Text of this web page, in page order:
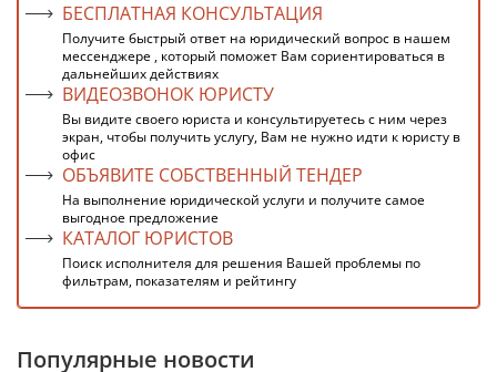
БЕСПЛАТНАЯ КОНСУЛЬТАЦИЯ
Получите быстрый ответ на юридический вопрос в нашем
мессенджере , который поможет Вам сориентироваться в
дальнейших действиях
ВИДЕОЗВОНОК ЮРИСТУ
Вы видите своего юриста и консультируетесь с ним через
экран, чтобы получить услугу, Вам не нужно идти к юристу в
офис
ОБЪЯВИТЕ СОБСТВЕННЫЙ ТЕНДЕР
На выполнение юридической услуги и получите самое
выгодное предложение
КАТАЛОГ ЮРИСТОВ
Поиск исполнителя для решения Вашей проблемы по
фильтрам, показателям и рейтингу
Популярные новости